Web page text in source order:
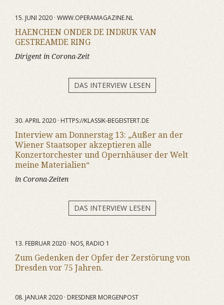
15. JUNI 2020 · WWW.OPERAMAGAZINE.NL
HAENCHEN ONDER DE INDRUK VAN
GESTREAMDE RING
Dirigent in Corona-Zeit
DAS INTERVIEW LESEN
30. APRIL 2020 · HTTPS://KLASSIK-BEGEISTERT.DE
Interview am Donnerstag 13: „Außer an der
Wiener Staatsoper akzeptieren alle
Konzertorchester und Opernhäuser der Welt
meine Materialien“
in Corona-Zeiten
DAS INTERVIEW LESEN
13. FEBRUAR 2020 · NOS, RADIO 1
Zum Gedenken der Opfer der Zerstörung von
Dresden vor 75 Jahren.
08. JANUAR 2020 · DRESDNER MORGENPOST